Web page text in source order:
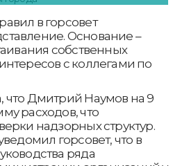
в горсовет
Основание –
собственных
с коллегами по
что Дмитрий Наумов на 9
расходов, что
надзорных структур.
горсовет, что в
ряда